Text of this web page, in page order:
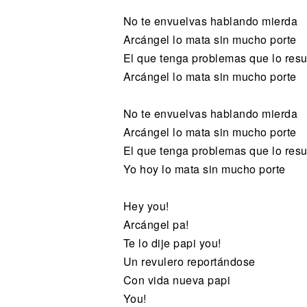
No te envuelvas hablando mierda
Arcángel lo mata sin mucho porte
El que tenga problemas que lo
Arcángel lo mata sin mucho porte
No te envuelvas hablando mierda
Arcángel lo mata sin mucho porte
El que tenga problemas que lo
Yo hoy lo mata sin mucho porte
Hey you!
Arcángel pa!
Te lo dije papi you!
Un revulero reportándose
Con vida nueva papi
You!